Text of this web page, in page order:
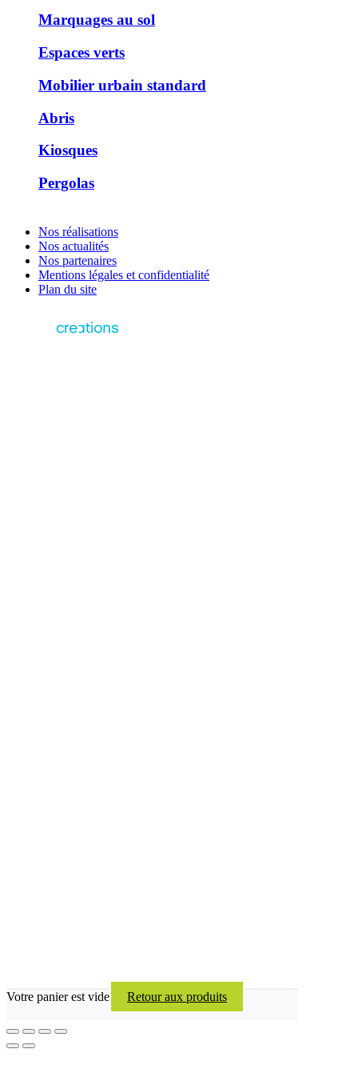
Marquages au sol
Espaces verts
Mobilier urbain standard
Abris
Kiosques
Pergolas
Nos réalisations
Nos actualités
Nos partenaires
Mentions légales et confidentialité
Plan du site
Votre panier est vide Retour aux produits